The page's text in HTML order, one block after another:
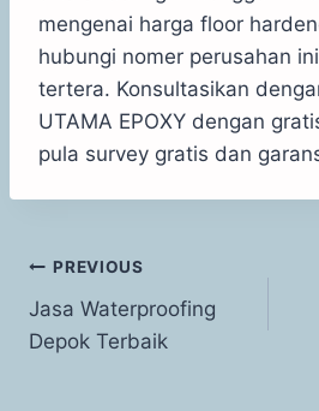
mengenai harga floor
hubungi nomer perusahan
tertera. Konsultasikan
UTAMA EPOXY dengan
pula survey gratis dan
PREVIOUS
Jasa Waterproofing
Depok Terbaik